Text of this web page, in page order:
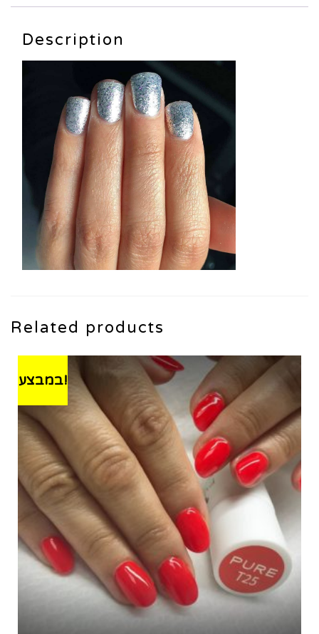
Description
Related products
במבצע!